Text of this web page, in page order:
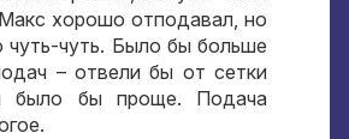
Макс хорошо отподавал, но
чуть-чуть. Было бы больше
– отвели бы от сетки
было бы проще. Подача
.